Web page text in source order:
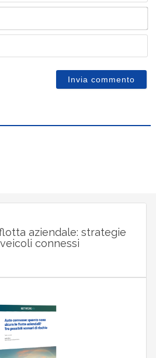
aziendale: strategie
connessi